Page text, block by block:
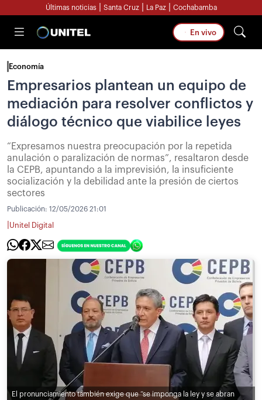
Últimas noticias Santa Cruz La Paz Cochabamba
En vivo
Economía
Empresarios plantean un equipo de
mediación para resolver conflictos y
diálogo técnico que viabilice leyes
“Expresamos nuestra preocupación por la repetida
anulación o paralización de normas”, resaltaron desde
la CEPB, apuntando a la imprevisión, la insuficiente
socialización y la debilidad ante la presión de ciertos
sectores
Publicación: 12/05/2026 21:01
Unitel Digital
El pronunciamiento también exige que “se imponga la ley y se abran